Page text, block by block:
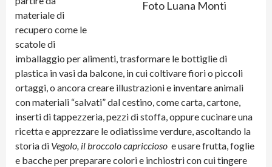
Foto Luana Monti
materiale di
recupero come le
scatole di
imballaggio per alimenti, trasformare le bottiglie di
plastica in vasi da balcone, in cui coltivare fiori o piccoli
ortaggi, o ancora creare illustrazioni e inventare animali
con materiali “salvati” dal cestino, come carta, cartone,
inserti di tappezzeria, pezzi di stoffa, oppure cucinare una
ricetta e apprezzare le odiatissime verdure, ascoltando la
storia di Vegolo, il broccolo capriccioso e usare frutta, foglie
e bacche per preparare colori e inchiostri con cui tingere